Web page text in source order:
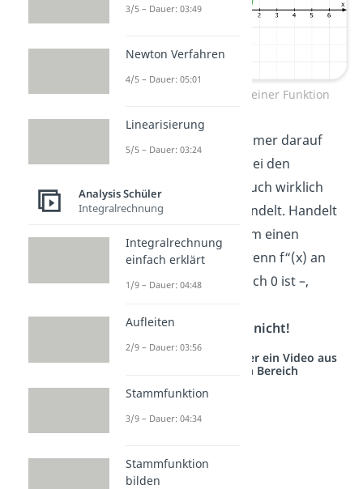
Monotonieverhalten einer Funktion
Du musst immer darauf
achten, dass es sich bei den
Nullstellen von f'(x) auch wirklich
umExtremstellen
handelt. Handelt
es sich nämlich nur um einen
Sattelpunkt— also wenn f“(x) an
dieser Stelle auch gleich 0 ist –,
Monotonieverhalten nicht!
Studyflix vernetzt: Hier ein Video aus
einem anderen Bereich
3/5 – Dauer: 03:49
Newton Verfahren
4/5 – Dauer: 05:01
Linearisierung
5/5 – Dauer: 03:24
Analysis Schüler
Integralrechnung
Integralrechnung
einfach erklärt
1/9 – Dauer: 04:48
Aufleiten
2/9 – Dauer: 03:56
Stammfunktion
3/9 – Dauer: 04:34
Stammfunktion
bilden